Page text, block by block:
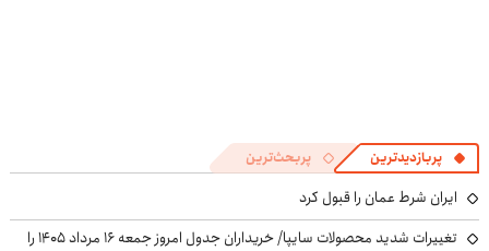
پربازدیدترین پربحث‌ترین
ایران شرط عمان را قبول کرد
تغییرات شدید محصولات سایپا/ خریداران جدول امروز جمعه ۱۶ مرداد ۱۴۰۵ را